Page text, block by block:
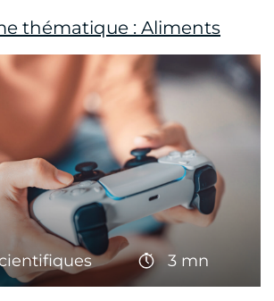
thématique : Aliments
3 mn